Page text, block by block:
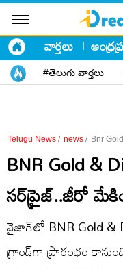
వార్తలు
#తెలుగు వార్తలు
Telugu News / news / Bnr
BNR Gold &
సర్‌ప్రైజ్..జీరో
వైజాగ్‌లో BNR Gold &
గ్రాండ్‌గా ప్రారంభం